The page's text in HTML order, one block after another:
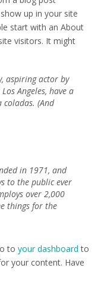
up in your site
start with an About
visitors. It might
aspiring actor by
Angeles, have a
coladas. (And
in 1971, and
to the public ever
over 2,000
things for the
to your dashboard to
your content. Have